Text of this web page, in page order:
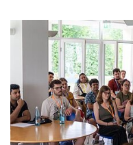
IGIM
Summer
mit
starkem
Programm